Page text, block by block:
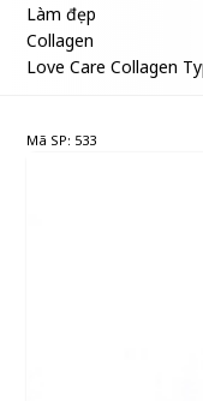
Làm đẹp
Collagen
Love Care Collagen
Mã SP: 533